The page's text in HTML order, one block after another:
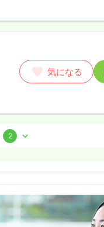
気になる
2